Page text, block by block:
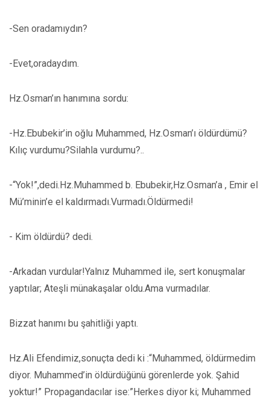
-Sen oradamıydın?
-Evet,oradaydım.
Hz.Osman’ın hanımına sordu:
-Hz.Ebubekir’in oğlu Muhammed, Hz.Osman’ı öldürdümü?
Kılıç vurdumu?Silahla vurdumu?..
-“Yok!”,dedi.Hz.Muhammed b. Ebubekir,Hz.Osman’a , Emir el
Mü’minin’e el kaldırmadı.Vurmadı.Öldürmedi!
- Kim öldürdü? dedi.
-Arkadan vurdular!Yalnız Muhammed ile, sert konuşmalar
yaptılar; Ateşli münakaşalar oldu.Ama vurmadılar.
Bizzat hanımı bu şahitliği yaptı.
Hz.Ali Efendimiz,sonuçta dedi ki :“Muhammed, öldürmedim
diyor. Muhammed’in öldürdüğünü görenlerde yok. Şahid
yoktur!” Propagandacılar ise:”Herkes diyor ki; Muhammed